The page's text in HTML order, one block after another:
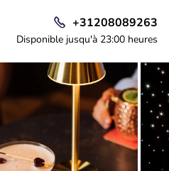
+31208089263
Disponible jusqu'à 23:00 heures